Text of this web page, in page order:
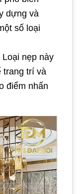
dựng và
số loại
Loại nẹp này
trí và
điểm nhấn